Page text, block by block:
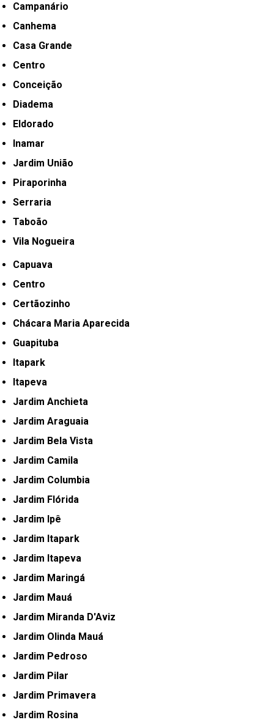
Campanário
Canhema
Casa Grande
Centro
Conceição
Diadema
Eldorado
Inamar
Jardim União
Piraporinha
Serraria
Taboão
Vila Nogueira
Capuava
Centro
Certãozinho
Chácara Maria Aparecida
Guapituba
Itapark
Itapeva
Jardim Anchieta
Jardim Araguaia
Jardim Bela Vista
Jardim Camila
Jardim Columbia
Jardim Flórida
Jardim Ipê
Jardim Itapark
Jardim Itapeva
Jardim Maringá
Jardim Mauá
Jardim Miranda D'Aviz
Jardim Olinda Mauá
Jardim Pedroso
Jardim Pilar
Jardim Primavera
Jardim Rosina